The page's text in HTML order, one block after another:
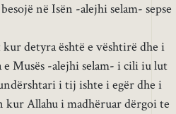
në Isën -alejhi selam- sepse
detyra është e vështirë dhe i
Musës -alejhi selam- i cili iu lut
i tij ishte i egër dhe i
kur Allahu i madhëruar dërgoi te